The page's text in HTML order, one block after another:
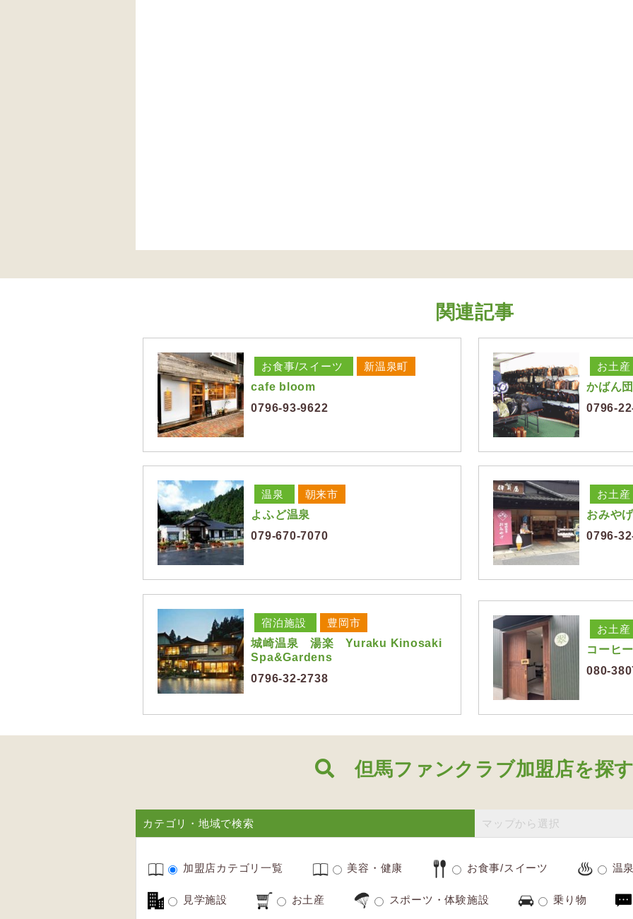
関連記事
お食事/スイーツ
新温泉町
cafe bloom
0796-93-9622
お土産
かばん
0796-
温泉
朝来市
よふど温泉
079-670-7070
お土産
おみや
0796-
宿泊施設
豊岡市
城崎温泉 湯楽 Yuraku Kinosaki
Spa&Gardens
0796-32-2738
お土産
コーヒ
080-
但馬ファンクラブ加盟店を探
カテゴリ・地域で検索 マップから選択
加盟店カテゴリ一覧 美容・健康 お食事/スイーツ 温
見学施設 お土産 スポーツ・体験施設 乗り物